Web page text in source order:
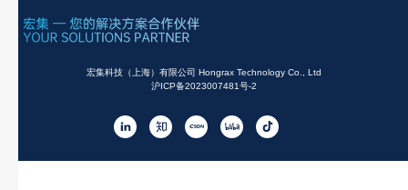
宏集科技（上海）有限公司 Hongrax Technology Co., Ltd
沪ICP备2023007481号-2